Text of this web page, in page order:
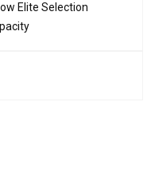
Elite Selection